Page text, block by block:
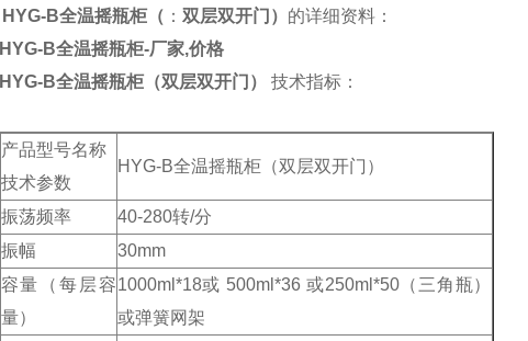
HYG-B全温摇瓶柜（ ： 双层双开门） 的详细资料：
HYG-B全温摇瓶柜-厂家,价格
HYG-B全温摇瓶柜（双层双开门） 技术指标：
产品型号名称
技术参数
HYG-B全温摇瓶柜（双层双开门）
振荡频率
40-280转/分
振幅
30mm
容量（每层容
量）
1000ml*18或 500ml*36 或250ml*50（三角瓶）
或弹簧网架